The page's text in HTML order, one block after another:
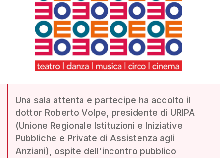
Una sala attenta e partecipe ha accolto il
dottor Roberto Volpe, presidente di URIPA
(Unione Regionale Istituzioni e Iniziative
Pubbliche e Private di Assistenza agli
Anziani), ospite dell'incontro pubblico